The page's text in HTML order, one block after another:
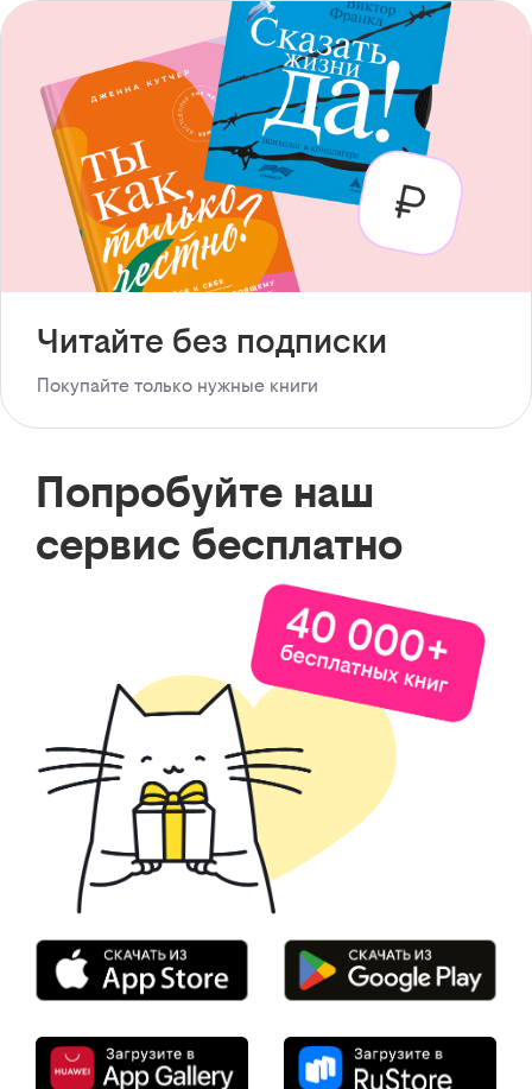
Читайте без подписки
Покупайте только нужные книги
Попробуйте наш
сервис бесплатно